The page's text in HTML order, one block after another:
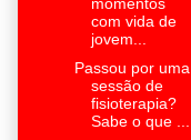
com vida de
jovem...
Passou por uma
sessão de
fisioterapia?
Sabe o que ...